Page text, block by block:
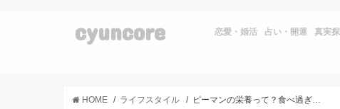
cyuncore 恋愛・婚活 占い・開運 真実
HOME ライフスタイル ピーマンの栄養って？食べ過ぎるとよくない？栄養たっぷりのピーマンレシピも